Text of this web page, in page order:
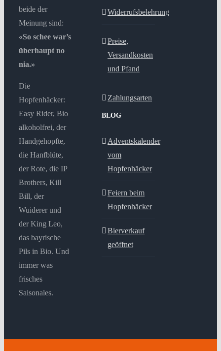
beide der
Meinung sind:
«So schee war’s
überhaupt no
nia.»
Die
Hopfenhäcker:
Easy Rider, Bio
alkoholfrei, der
Handgehopfte,
die Hanfblüte,
der Rote, die IP
Brothers, Kill
Bill, der
Wuiderer und
der King Leo,
das bayrische
Pils in Bio. Und
immer was
frisches
Saisonales.
Widerrufsbelehrung
Preise,
Versandkosten
und Pfand
Zahlungsarten
BLOG
Adventskalender
vom
Hopfenhäcker
Feiern beim
Hopfenhäcker
Bierverkauf
geöffnet